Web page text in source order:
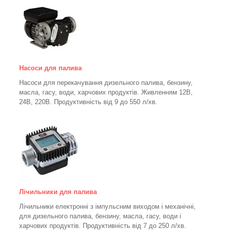
Насоси для палива
Насоси для перекачування дизельного палива, бензину,
масла, гасу, води, харчових продуктів. Живленням 12В,
24В, 220В. Продуктивність від 9 до 550 л/хв.
Лічильники для палива
Лічильники електронні з імпульсним виходом і механічні,
для дизельного палива, бензину, масла, гасу, води і
харчових продуктів. Продуктивність від 7 до 250 л/хв.